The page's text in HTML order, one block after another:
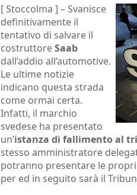
[ Stoccolma ] – Svanisce
definitivamente il
tentativo di salvare il
costruttoreSaab
dall’addio all’automotive.
Le ultime notizie
indicano questa strada
come ormai certa.
Infatti, il marchio
svedese ha presentato
un’istanza di fallimento al
stesso amministratore
potranno presentare le
per ed in seguito sarà il